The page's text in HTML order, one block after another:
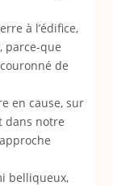
à l’édifice,
parce-que
de
en cause, sur
dans notre
belliqueux,